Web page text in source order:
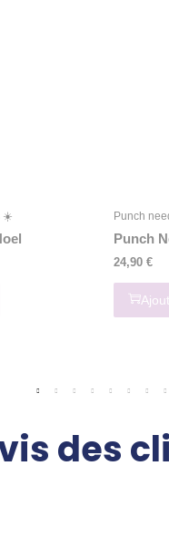
☀️ Punch
Punch
24,90 €
des